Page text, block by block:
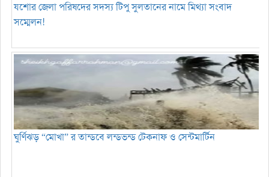
যশোর জেলা পরিষদের সদস্য টিপু সুলতানের নামে মিথ্যা সংবাদ
সম্মেলন!
ঘুর্ণিঝড় “মোখা” র তান্ডবে লন্ডভন্ড টেকনাফ ও সেন্টমার্টিন